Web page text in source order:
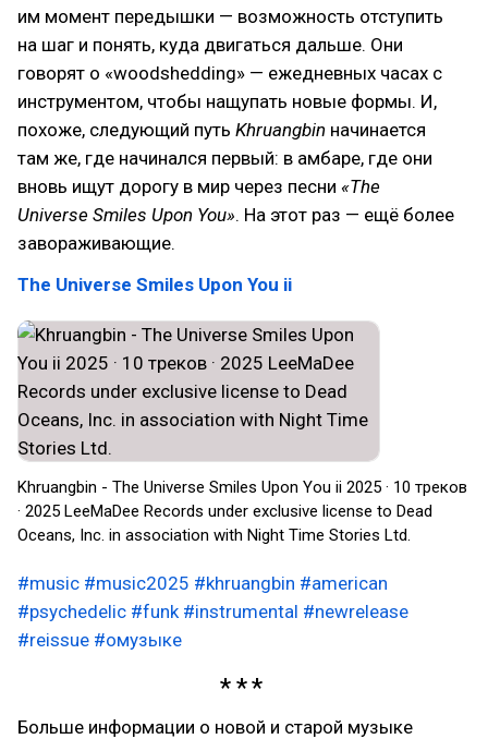
им момент передышки — возможность отступить
на шаг и понять, куда двигаться дальше. Они
говорят о «woodshedding» — ежедневных часах с
инструментом, чтобы нащупать новые формы. И,
похоже, следующий путь Khruangbin начинается
там же, где начинался первый: в амбаре, где они
вновь ищут дорогу в мир через песни «The
Universe Smiles Upon You». На этот раз — ещё более
завораживающие.
The Universe Smiles Upon You ii
Khruangbin - The Universe Smiles Upon You ii 2025 · 10 треков
· 2025 LeeMaDee Records under exclusive license to Dead
Oceans, Inc. in association with Night Time Stories Ltd.
#music #music2025 #khruangbin #american
#psychedelic #funk #instrumental #newrelease
#reissue #омузыке
Больше информации о новой и старой музыке